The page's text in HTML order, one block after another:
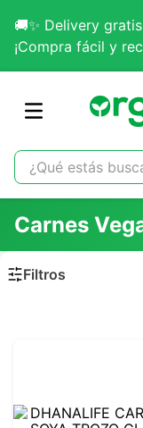
🚚✨ Delivery
¡Compra fácil y
¿Qué estás
1.
omega 3
2.
citrato magnesio
glicinato
7.
lab nutrition
Carnes